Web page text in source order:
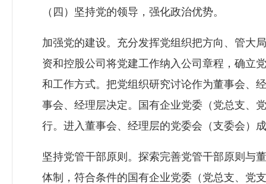
（四）坚持党的领导，强化政治优势。
加强党的建设。充分发挥党组织把方向、管大
资和控股公司将党建工作纳入公司章程，确立
和工作方式。把党组织研究讨论作为董事会、
事会、经理层决定。国有企业党委（党总支、
行。进入董事会、经理层的党委会（支委会）
坚持党管干部原则。探索完善党管干部原则与
体制，符合条件的国有企业党委（党总支、党